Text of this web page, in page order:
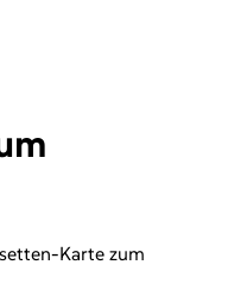
Karte zum